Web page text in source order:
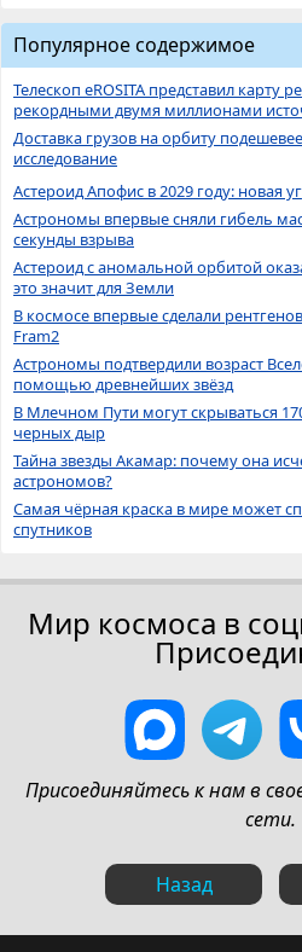
Популярное содержимое
Телескоп eROSITA представил карту
рекордными двумя миллионами
Доставка грузов на орбиту
исследование
Астероид Апофис в 2029 году: новая
Астрономы впервые сняли гибель
секунды взрыва
Астероид с аномальной орбитой
это значит для Земли
В космосе впервые сделали
Fram2
Астрономы подтвердили возраст
помощью древнейших звёзд
В Млечном Пути могут скрываться
черных дыр
Тайна звезды Акамар: почему она
астрономов?
Самая чёрная краска в мире может
спутников
Мир космоса в
Присоединяйтесь к нам в
сети.
Назад